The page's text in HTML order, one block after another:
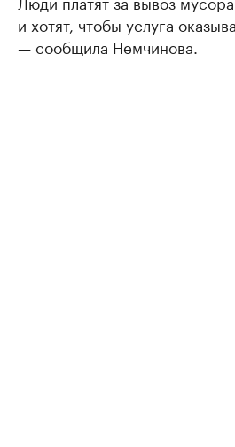
и хотят, чтобы услуга
— сообщила Немчинова.